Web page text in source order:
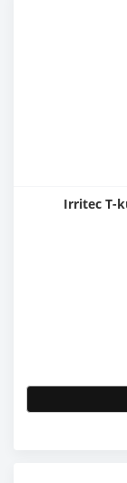
Irritec T-